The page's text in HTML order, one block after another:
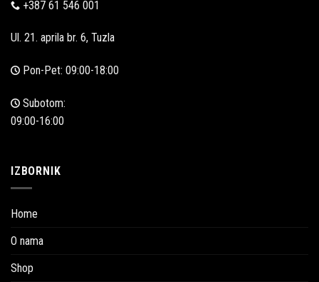
+387 61 546 001
Ul. 21. aprila br. 6, Tuzla
Pon-Pet: 09:00-18:00
Subotom:
09:00-16:00
IZBORNIK
Home
O nama
Shop